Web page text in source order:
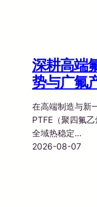
深耕高端
势与广氟
在高端制造与新
PTFE（聚四氟
全域热稳定…
2026-08-07